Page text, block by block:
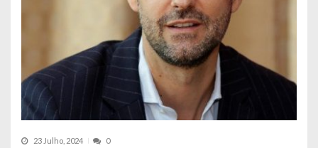
23 Julho, 2024 0